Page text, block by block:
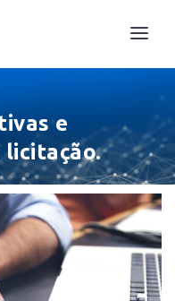
e
licitação.